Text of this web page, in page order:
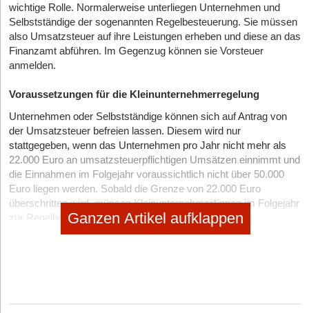
wichtige Rolle. Normalerweise unterliegen Unternehmen und
Selbstständige der sogenannten Regelbesteuerung. Sie müssen
also Umsatzsteuer auf ihre Leistungen erheben und diese an das
Finanzamt abführen. Im Gegenzug können sie Vorsteuer
anmelden.
Voraussetzungen für die Kleinunternehmerregelung
Unternehmen oder Selbstständige können sich auf Antrag von
der Umsatzsteuer befreien lassen. Diesem wird nur
stattgegeben, wenn das Unternehmen pro Jahr nicht mehr als
22.000 Euro an umsatzsteuerpflichtigen Umsätzen einnimmt und
die Einnahmen im Folgejahr voraussichtlich nicht über 50.000
Euro liegen werden. Sobald die Grenze von 22.000 Euro
überschritten wird, müssen Kleinunternehmer*innen im Folgejahr
zur Regelbesteuerung wechseln.
Ganzen Artikel aufklappen